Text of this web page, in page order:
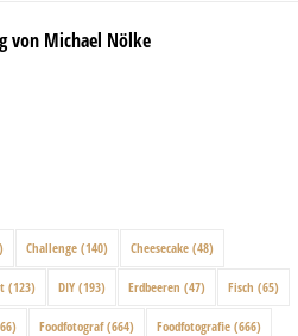
von Michael Nölke
Challenge (140) Cheesecake (48)
(123) DIY (193) Erdbeeren (47) Fisch (65)
Foodfotograf(664) Foodfotografie (666)